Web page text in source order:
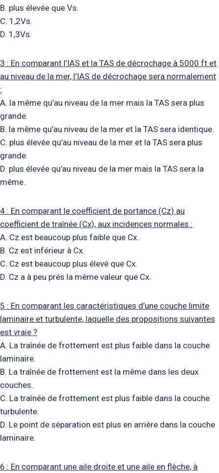
B. plus élevée que Vs.
C. 1,2Vs.
D. 1,3Vs.
3 : En comparant l’IAS et la TAS de décrochage à 5000 ft et
au niveau de la mer, l’IAS de décrochage sera normalement
:
A. la même qu’au niveau de la mer mais la TAS sera plus
grande.
B. la même qu’au niveau de la mer et la TAS sera identique.
C. plus élevée qu’au niveau de la mer et la TAS sera plus
grande.
D. plus élevée qu’au niveau de la mer mais la TAS sera la
même.
4 : En comparant le coefficient de portance (Cz) au
coefficient de traînée (Cx), aux incidences normales :
A. Cz est beaucoup plus faible que Cx.
B. Cz est inférieur à Cx.
C. Cz est beaucoup plus élevé que Cx.
D. Cz a à peu prés la même valeur que Cx.
5 : En comparant les caractéristiques d’une couche limite
laminaire et turbulente, laquelle des propositions suivantes
est vraie ?
A. La traînée de frottement est plus faible dans la couche
laminaire.
B. La traînée de frottement est la même dans les deux
couches.
C. La traînée de frottement est plus faible dans la couche
turbulente.
D. Le point de séparation est plus en arrière dans la couche
laminaire.
6 : En comparant une aile droite et une aile en flèche, à